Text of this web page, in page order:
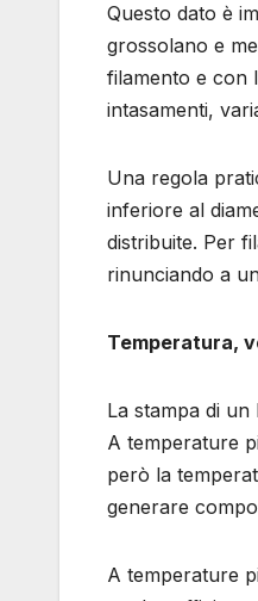
Questo dato è
grossolano e
filamento e con
intasamenti,
Una regola
inferiore al
distribuite. Per
rinunciando a
Temperatura,
La stampa di
A temperature
però la
generare
A temperature